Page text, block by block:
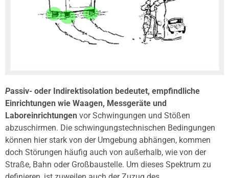
Passiv- oder Indirektisolation bedeutet, empfindliche
Einrichtungen wie Waagen, Messgeräte und
Laboreinrichtungen vor Schwingungen und Stößen
abzuschirmen. Die schwingungstechnischen Bedingungen
können hier stark von der Umgebung abhängen, kommen
doch Störungen häufig auch von außerhalb, wie von der
Straße, Bahn oder Großbaustelle. Um dieses Spektrum zu